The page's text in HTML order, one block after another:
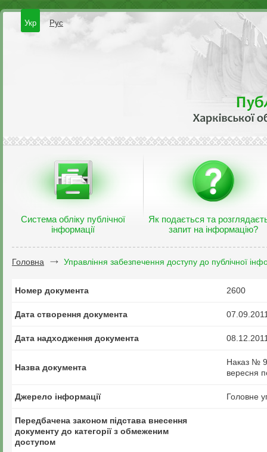
Укр Рус
Система обліку публічної
інформації
Як подається та
запит на інформацію?
Головна Управління забезпечення доступу до публічної
Номер документа 2600
Дата створення документа
Дата надходження документа
Назва документа
Наказ №
вересня
Джерело інформації Головне
Передбачена законом підстава внесення
документу до категорії з обмеженим
доступом